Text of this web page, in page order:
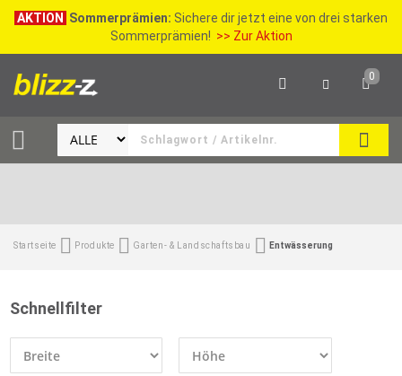
AKTION Sommerprämien: Sichere dir jetzt eine von drei starken
Sommerprämien! >> Zur Aktion
0
Startseite Produkte Garten- & Landschaftsbau Entwässerung
Schnellfilter